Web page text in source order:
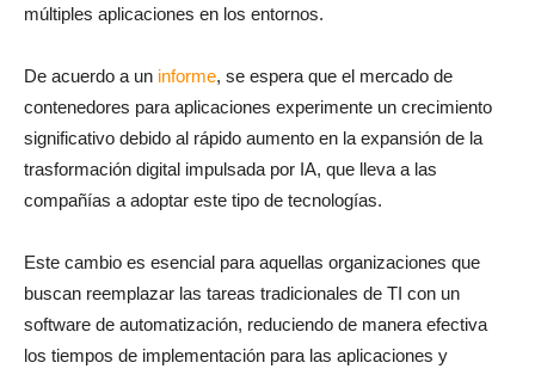
múltiples aplicaciones en los entornos.
De acuerdo a un informe, se espera que el mercado de
contenedores para aplicaciones experimente un crecimiento
significativo debido al rápido aumento en la expansión de la
trasformación digital impulsada por IA, que lleva a las
compañías a adoptar este tipo de tecnologías.
Este cambio es esencial para aquellas organizaciones que
buscan reemplazar las tareas tradicionales de TI con un
software de automatización, reduciendo de manera efectiva
los tiempos de implementación para las aplicaciones y